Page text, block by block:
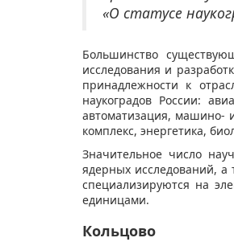
«О статусе
Большинство
исследования и
принадлежности к
наукоградов России:
автоматизация, машино-
комплекс, энергетика,
Значительное число
ядерных исследований, а
специализируются на
единицами.
Кольцово